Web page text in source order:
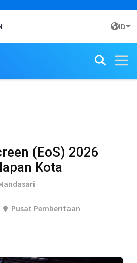
ID
(EoS) 2026
Kota
Pusat Pemberitaan